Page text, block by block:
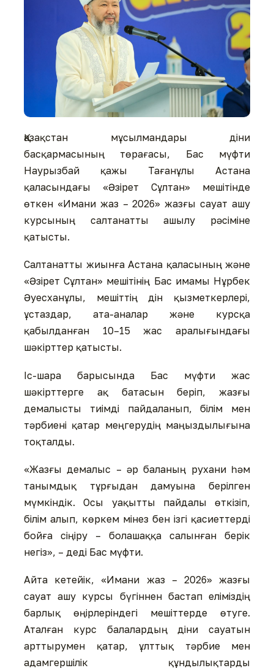
Қазақстан мұсылмандары діни
басқармасының төрағасы, Бас мүфти
Наурызбай қажы Тағанұлы Астана
қаласындағы «Әзірет Сұлтан» мешітінде
өткен «Имани жаз – 2026» жазғы сауат ашу
курсының салтанатты ашылу рәсіміне
қатысты.
Салтанатты жиынға Астана қаласының және
«Әзірет Сұлтан» мешітінің Бас имамы Нұрбек
Әуесханұлы, мешіттің дін қызметкерлері,
ұстаздар, ата-аналар және курсқа
қабылданған 10–15 жас аралығындағы
шәкірттер қатысты.
Іс-шара барысында Бас мүфти жас
шәкірттерге ақ батасын беріп, жазғы
демалысты тиімді пайдаланып, білім мен
тәрбиені қатар меңгерудің маңыздылығына
тоқталды.
«Жазғы демалыс – әр баланың рухани һәм
танымдық тұрғыдан дамуына берілген
мүмкіндік. Осы уақытты пайдалы өткізіп,
білім алып, көркем мінез бен ізгі қасиеттерді
бойға сіңіру – болашаққа салынған берік
негіз», – деді Бас мүфти.
Айта кетейік, «Имани жаз – 2026» жазғы
сауат ашу курсы бүгіннен бастап еліміздің
барлық өңірлеріндегі мешіттерде өтуге.
Аталған курс балалардың діни сауатын
арттырумен қатар, ұлттық тәрбие мен
адамгершілік құндылықтарды